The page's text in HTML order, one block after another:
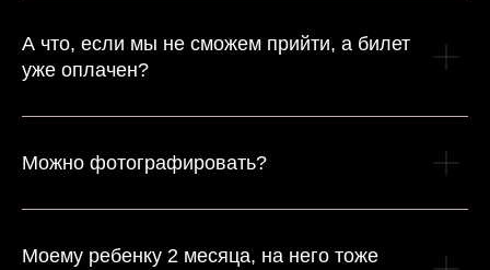
А что, если мы не сможем прийти, а билет
уже оплачен?
Можно фотографировать?
Моему ребенку 2 месяца, на него тоже